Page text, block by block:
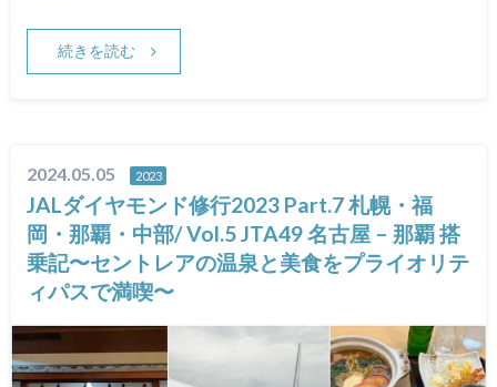
続きを読む
2024.05.05 2023
JALダイヤモンド修行2023 Part.7 札幌・福
岡・那覇・中部/ Vol.5 JTA49 名古屋 – 那覇 搭
乗記〜セントレアの温泉と美食をプライオリテ
ィパスで満喫〜